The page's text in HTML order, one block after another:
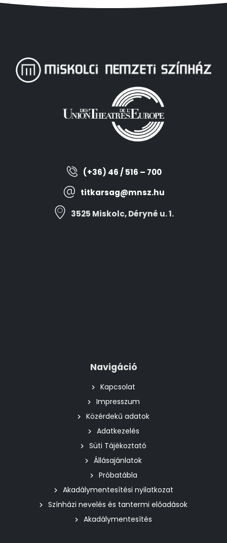
(+36) 46 / 516 – 700
titkarsag@mnsz.hu
3525 Miskolc, Déryné u. 1.
Navigáció
Kapcsolat
Impresszum
Közérdekű adatok
Adatkezelés
Süti Tájékoztató
Állásajánlatok
Próbatábla
Akadálymentesítési nyilatkozat
Színházi nevelés és tantermi előadások
Akadálymentesítés